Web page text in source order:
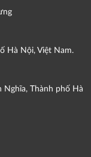
Hà Nội, Việt Nam.
Thành phố Hà